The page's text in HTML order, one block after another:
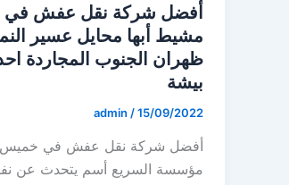
أفضل شركة نقل عفش
مشيط أبها محايل عسير
ظهران الجنوب المجاردة
بيشة
admin /15/09/2022
أفضل شركة نقل عفش في
مؤسسة السريع أسم يتحدث عن